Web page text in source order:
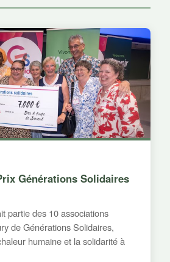
Générations Solidaires
partie des 10 associations
de Générations Solidaires,
humaine et la solidarité à